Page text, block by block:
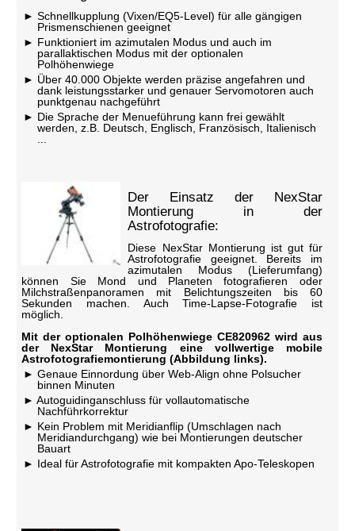
Schnellkupplung (Vixen/EQ5-Level) für alle gängigen
Prismenschienen geeignet
Funktioniert im azimutalen Modus und auch im
parallaktischen Modus mit der optionalen
Polhöhenwiege
Über 40.000 Objekte werden präzise angefahren und
dank leistungsstarker und genauer Servomotoren auch
punktgenau nachgeführt
Die Sprache der Menueführung kann frei gewählt
werden, z.B. Deutsch, Englisch, Französisch, Italienisch
...
Der Einsatz der NexStar
Montierung in der
Astrofotografie:
Diese NexStar Montierung ist gut für
Astrofotografie geeignet. Bereits im
azimutalen Modus (Lieferumfang)
können Sie Mond und Planeten fotografieren oder
Milchstraßenpanoramen mit Belichtungszeiten bis 60
Sekunden machen. Auch Time-Lapse-Fotografie ist
möglich.
Mit der optionalen Polhöhenwiege CE820962 wird aus
der NexStar Montierung eine vollwertige mobile
Astrofotografiemontierung (Abbildung links).
Genaue Einnordung über Web-Align ohne Polsucher
binnen Minuten
Autoguidinganschluss für vollautomatische
Nachführkorrektur
Kein Problem mit Meridianflip (Umschlagen nach
Meridiandurchgang) wie bei Montierungen deutscher
Bauart
Ideal für Astrofotografie mit kompakten Apo-Teleskopen